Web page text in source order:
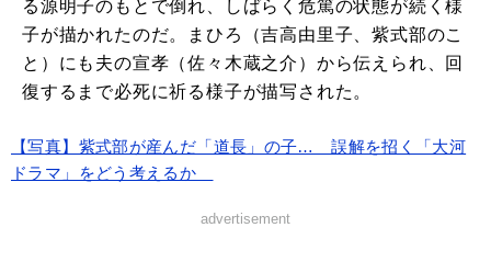
る源明子のもとで倒れ、しばらく危篤の状態が続く様
子が描かれたのだ。まひろ（吉高由里子、紫式部のこ
と）にも夫の宣孝（佐々木蔵之介）から伝えられ、回
復するまで必死に祈る様子が描写された。
【写真】紫式部が産んだ「道長」の子… 誤解を招く「大河
ドラマ」をどう考えるか
advertisement